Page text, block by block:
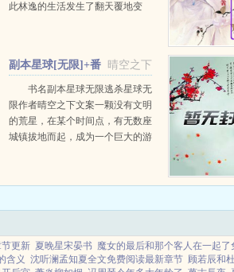
此林逸的生活发生了翻天覆地变
晴空之下
副本星球[无限]+番
书名副本星球无限逃杀星球无
限作者晴空之下文案一颗没有文明
的荒星，在某个时间点，有无数座
城镇拔地而起，成为一个巨大的游
剧本载入，角色分配，能力重置。
更新 夏晚星宋晏书 魔女的最后和那个客人在一起了
含义 沈听澜孟知夏全文免费阅读最新章节 顾若辰和